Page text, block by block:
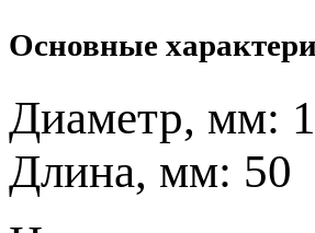
Основные
Диаметр, мм:
Длина, мм: 50